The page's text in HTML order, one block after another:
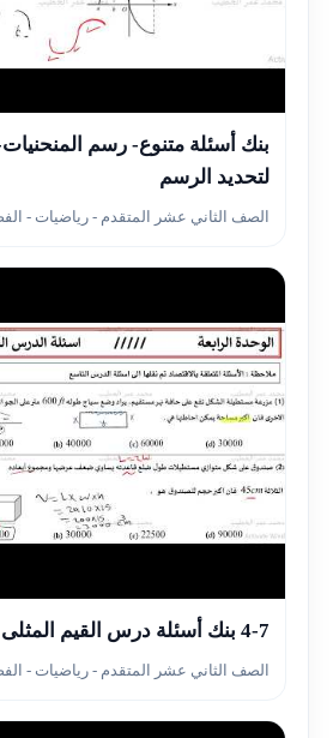
▶
بنك أسئلة متنوع- رسم
لتحديد الرسم
الصف الثاني عشر المتقدم - رياضيات -
▶
4-7 بنك أسئلة درس القيم المثلى
الصف الثاني عشر المتقدم - رياضيات -